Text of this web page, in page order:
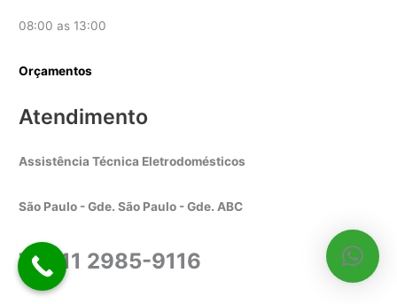
08:00 as 13:00
Orçamentos
Atendimento
Assistência Técnica Eletrodomésticos
São Paulo - Gde. São Paulo - Gde. ABC
Tel. 11 2985-9116